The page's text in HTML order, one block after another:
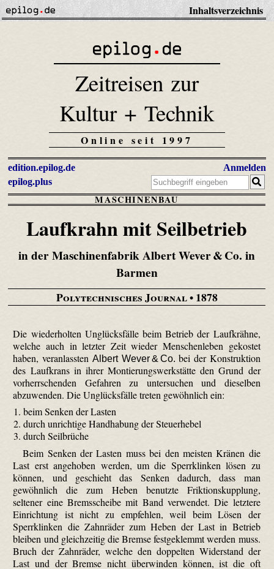
Inhaltsverzeichnis
Zeitreisen zur
Kultur + Technik
Online seit 1997
edition.epilog.de
epilog.plus
Anmelden
MASCHINENBAU
Laufkrahn mit Seilbetrieb
in der Maschinenfabrik Albert Wever & Co. in
Barmen
Polytechnisches Journal• 1878
Die wiederholten Unglücksfälle beim Betrieb der Lauf­krähne,
welche auch in letzter Zeit wieder Menschenleben gekostet
haben, veranlassten Albert Wever & Co. bei der Konstruktion
des Laufkrans in ihrer Montierungs­werk­stätte den Grund der
vorherrschenden Gefahren zu untersuchen und dieselben
abzuwenden. Die Unglücksfälle treten gewöhnlich ein:
beim Senken der Lasten
durch unrichtige Handhabung der Steuerhebel
durch Seilbrüche
Beim Senken der Lasten muss bei den meisten Kränen die
Last erst angehoben werden, um die Sperrklinken lösen zu
können, und geschieht das Senken dadurch, dass man
gewöhnlich die zum Heben benutzte Friktions­kupplung,
seltener eine Bremsscheibe mit Band verwendet. Die letztere
Einrichtung ist nicht zu empfehlen, weil beim Lösen der
Sperrklinken die Zahnräder zum Heben der Last in Betrieb
bleiben und gleichzeitig die Bremse festgeklemmt werden muss.
Bruch der Zahnräder, welche den doppelten Widerstand der
Last und der Bremse nicht überwinden können, ist die oft